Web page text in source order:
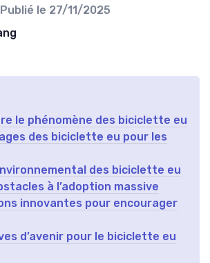
Publié le 27/11/2025
le phénomène des biciclette eu
des biciclette eu pour les
des biciclette eu
à l’adoption massive
innovantes pour encourager
d’avenir pour le biciclette eu